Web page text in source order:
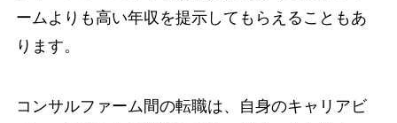
ームよりも高い年収を提示してもらえることもあ
ります。
コンサルファーム間の転職は、自身のキャリアビ